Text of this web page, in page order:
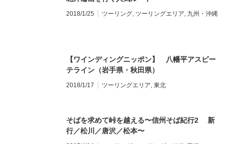
2018/1/25 ツーリング, ツーリングエリア, 九州・沖縄
【ワインディングニッポン】 八幡平アスピー
テライン（岩手県・秋田県）
2018/1/17 ツーリングエリア, 東北
そばを求めて峠を越える〜信州そば紀行2 新
行／松川／唐沢／松本〜